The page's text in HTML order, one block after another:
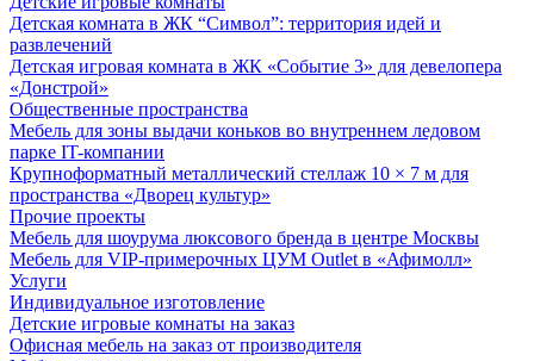
Детская комната в ЖК “Символ”: территория идей и
развлечений
Детская игровая комната в ЖК «Событие 3» для девелопера
«Донстрой»
Общественные пространства
Мебель для зоны выдачи коньков во внутреннем ледовом
парке IT-компании
Крупноформатный металлический стеллаж 10 × 7 м для
пространства «Дворец культур»
Прочие проекты
Мебель для шоурума люксового бренда в центре Москвы
Мебель для VIP-примерочных ЦУМ Outlet в «Афимолл»
Услуги
Индивидуальное изготовление
Детские игровые комнаты на заказ
Офисная мебель на заказ от производителя